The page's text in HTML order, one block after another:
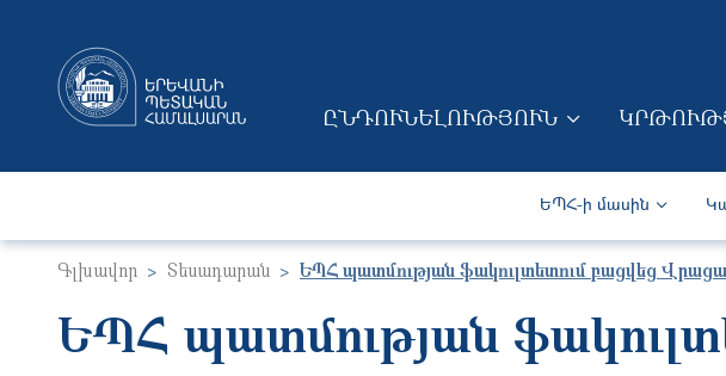
MAIN NAVIGATION (ARM)
ԸՆԴՈՒՆԵԼՈՒԹՅՈՒՆ
Secondary
ԵՊՀ-ի մասին
Գլխավոր Տեսադարան ԵՊՀ պատմության ֆակուլտետում բացվեց
ԵՊՀ պատմության